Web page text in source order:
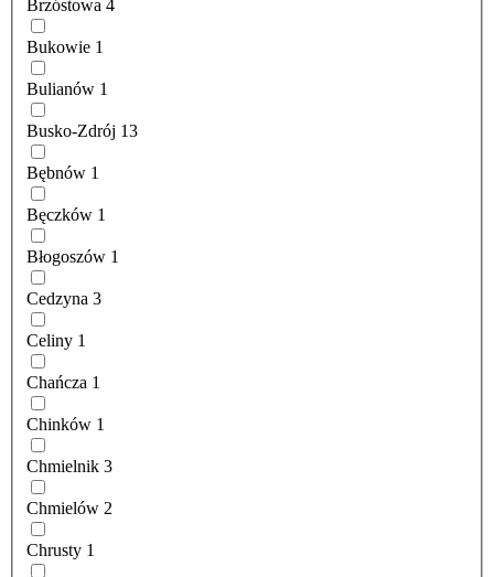
Brzóstowa 4
Bukowie 1
Bulianów 1
Busko-Zdrój 13
Bębnów 1
Bęczków 1
Błogoszów 1
Cedzyna 3
Celiny 1
Chańcza 1
Chinków 1
Chmielnik 3
Chmielów 2
Chrusty 1